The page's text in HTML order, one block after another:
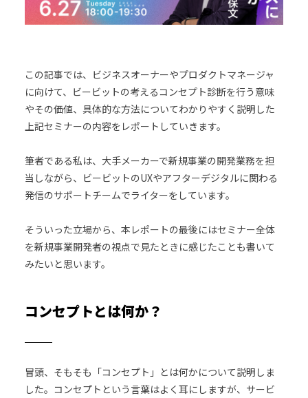
この記事では、ビジネスオーナーやプロダクトマネージャ
に向けて、ビービットの考えるコンセプト診断を行う意味
やその価値、具体的な方法についてわかりやすく説明した
上記セミナーの内容をレポートしていきます。
筆者である私は、大手メーカーで新規事業の開発業務を担
当しながら、ビービットのUXやアフターデジタルに関わる
発信のサポートチームでライターをしています。
そういった立場から、本レポートの最後にはセミナー全体
を新規事業開発者の視点で見たときに感じたことも書いて
みたいと思います。
コンセプトとは何か？
冒頭、そもそも「コンセプト」とは何かについて説明しま
した。コンセプトという言葉はよく耳にしますが、サービ